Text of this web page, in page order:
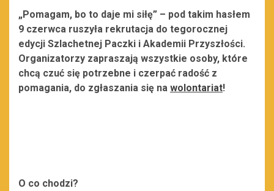
„Pomagam, bo to daje mi siłę” – pod takim hasłem
9 czerwca ruszyła rekrutacja do tegorocznej
edycji Szlachetnej Paczki i Akademii Przyszłości.
Organizatorzy zapraszają wszystkie osoby, które
chcą czuć się potrzebne i czerpać radość z
pomagania, do zgłaszania się na wolontariat!
O co chodzi?